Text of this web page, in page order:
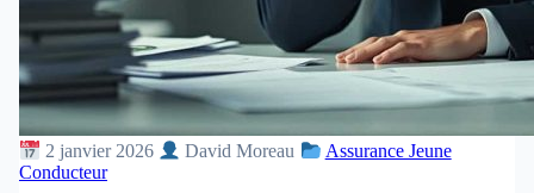
2 janvier 2026 David Moreau
Assurance Jeune
Conducteur